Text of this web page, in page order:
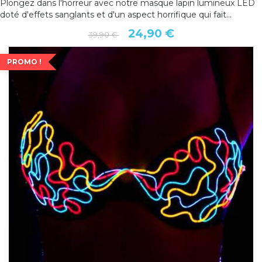
Plongez dans l'horreur avec notre masque lapin lumineux LED
doté d'effets sanglants et d'un aspect horrifique qui fait...
39,90 € 24,90 €
PROMO !